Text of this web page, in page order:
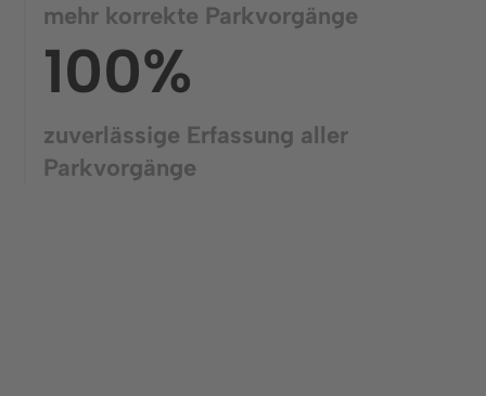
mehr korrekte Parkvorgänge
100%
zuverlässige Erfassung aller
Parkvorgänge